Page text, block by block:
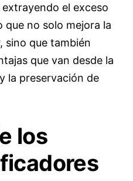
el exceso
que no solo mejora la
sino que también
que van desde la
la preservación de
los